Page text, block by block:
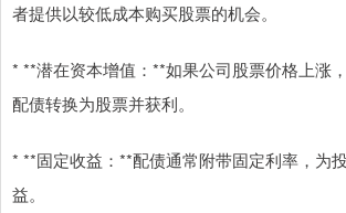
者提供以较低成本购买股票的机会。
* **潜在资本增值：**如果公司股票价格上涨
配债转换为股票并获利。
* **固定收益：**配债通常附带固定利率，为
益。